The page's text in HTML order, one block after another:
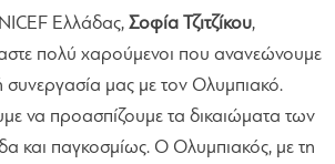
Ελλάδας, Σοφία Τζιτζίκου,
πολύ χαρούμενοι που ανανεώνουμε
συνεργασία μας με τον Ολυμπιακό.
να προασπίζουμε τα δικαιώματα των
και παγκοσμίως. Ο Ολυμπιακός, με τη